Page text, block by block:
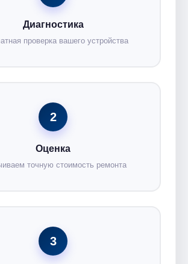
Диагностика
проверка вашего устройства
2
Оценка
точную стоимость ремонта
3